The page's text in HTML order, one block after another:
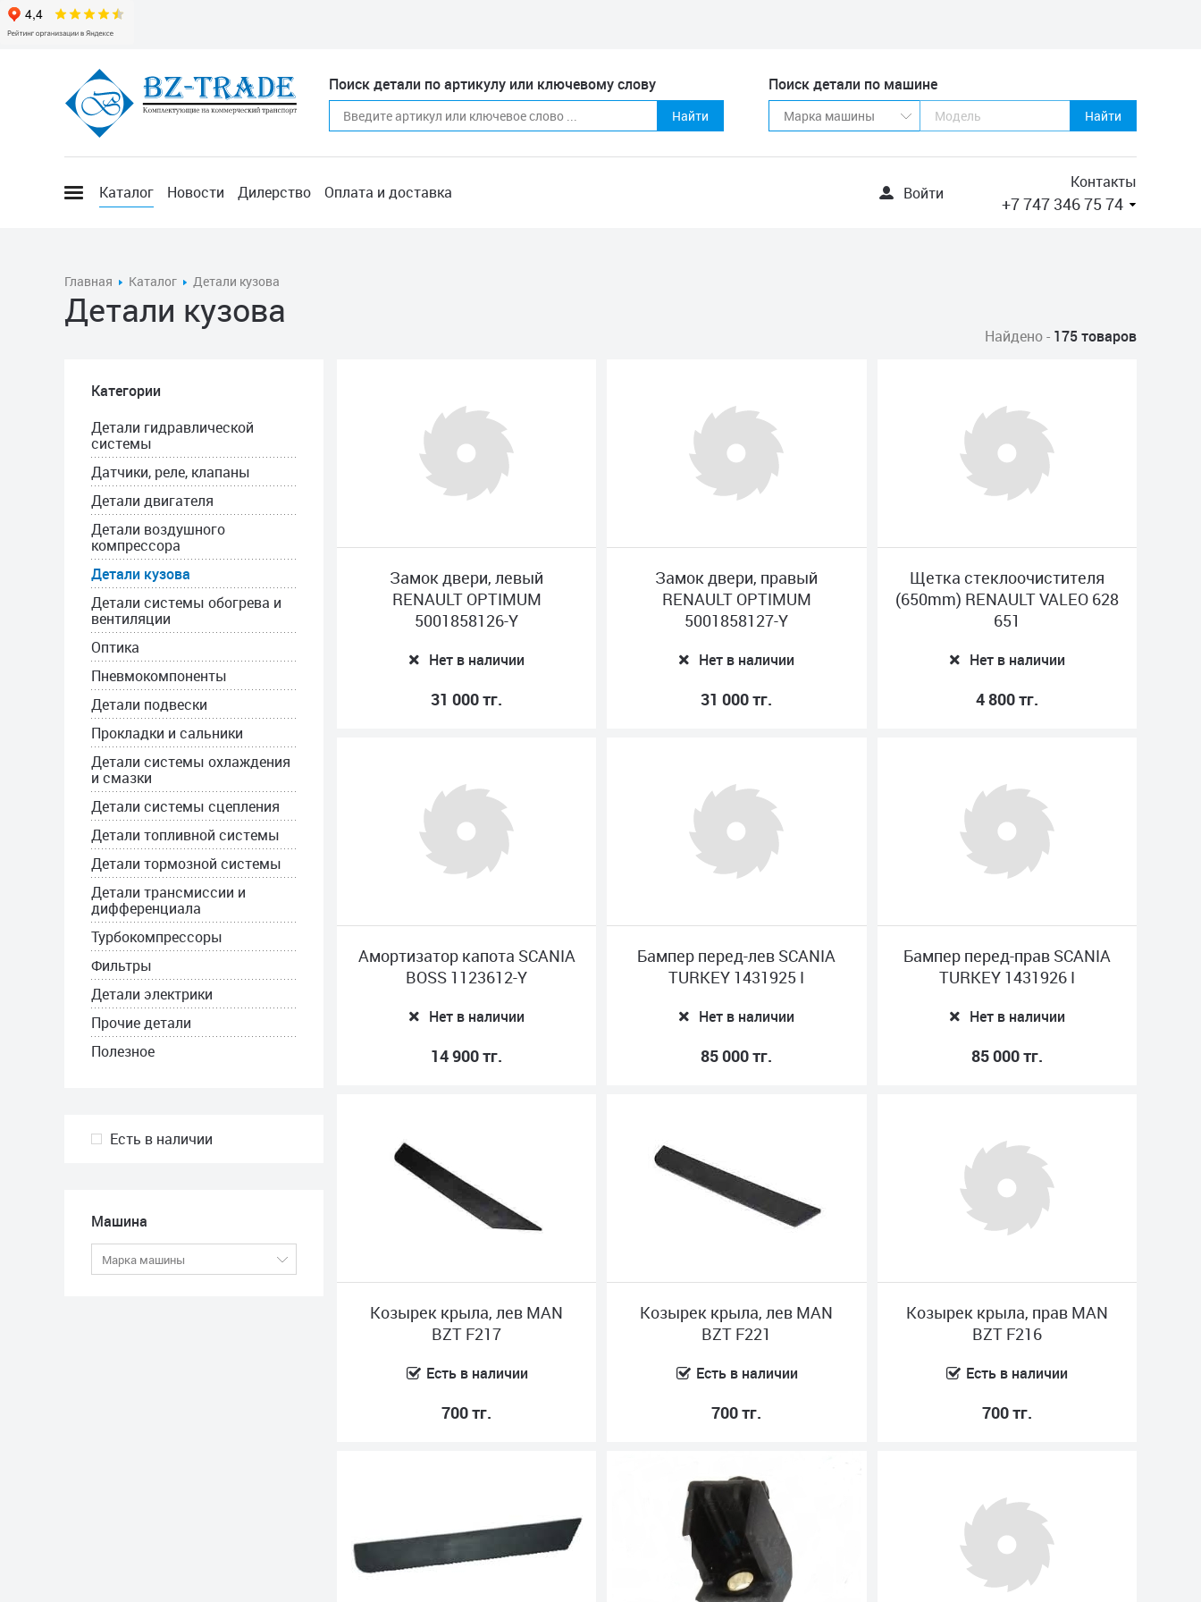
Поиск детали по артикулу или ключевому слову
Найти
Поиск детали по машине
Найти
Каталог Новости Дилерство Оплата и доставка Войти
Контакты
+7 747 346 75 74
Главная Каталог Детали кузова
Детали кузова
Категории
Детали гидравлической
системы
Датчики, реле, клапаны
Детали двигателя
Детали воздушного
компрессора
Детали кузова
Детали системы обогрева и
вентиляции
Оптика
Пневмокомпоненты
Детали подвески
Прокладки и сальники
Детали системы охлаждения
и смазки
Детали системы сцепления
Детали топливной системы
Детали тормозной системы
Детали трансмиссии и
дифференциала
Турбокомпрессоры
Фильтры
Детали электрики
Прочие детали
Полезное
Есть в наличии
Машина
Найдено - 175 товаров
Замок двери, левый
RENAULT OPTIMUM
5001858126-Y
Нет в наличии
31 000 тг.
Замок двери, правый
RENAULT OPTIMUM
5001858127-Y
Нет в наличии
31 000 тг.
Щетка стеклоочистителя
(650mm) RENAULT VALEO 628
651
Нет в наличии
4 800 тг.
Амортизатор капота SCANIA
BOSS 1123612-Y
Нет в наличии
14 900 тг.
Бампер перед-лев SCANIA
TURKEY 1431925 I
Нет в наличии
85 000 тг.
Бампер перед-прав SCANIA
TURKEY 1431926 I
Нет в наличии
85 000 тг.
Козырек крыла, лев MAN
BZT F217
Есть в наличии
700 тг.
Козырек крыла, лев MAN
BZT F221
Есть в наличии
700 тг.
Козырек крыла, прав MAN
BZT F216
Есть в наличии
700 тг.